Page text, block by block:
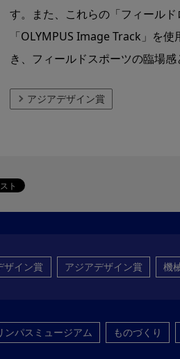
す。また、これらの「フィール
「OLYMPUS Image Track」を
き、フィールドスポーツの臨場感
アジアデザイン賞
ザイン賞 アジアデザイン賞 機
ンパスミュージアム ものづくり